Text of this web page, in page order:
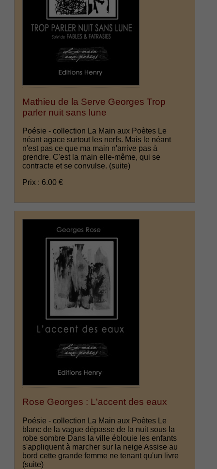
Mathieu de la Serve Georges Trop
parler nuit sans lune
Poésie - collection La Main aux Poètes Le
néant agace surtout les nerfs. Mais le néant
n'est pas ce que ma main n'arrive pas à
prendre. C'est la main elle-même, qui se
contracte et se convulse. (suite)
Prix : 6.00 €
Rose Georges : L'accent des eaux
Poésie - collection La Main aux Poètes Le
blanc de la vague dépasse de la nuit sous la
robe sombre Dans la ville éblouie les enfants
s'appliquent à marcher sur la neige Assise au
bord cette grande femme ne tenant qu'un livre
(suite)